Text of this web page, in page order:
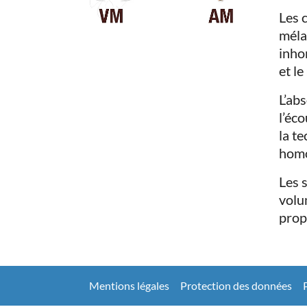
Les
et le
la
Les
Mentions légales Protection des données